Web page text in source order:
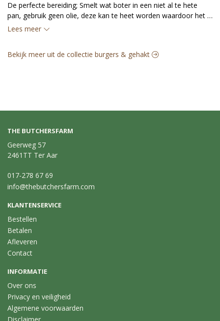
De perfecte bereiding; Smelt wat boter in een niet al te hete
pan, gebruik geen olie, deze kan te heet worden waardoor het
velletje van de Crepinette zal barsten, laat het vuur half hoog
20 a 25 minuutjes de deksel van de pan en zet het vuur iets
Lees meer
Bekijk meer uit de collectie burgers & gehakt
THE BUTCHERSFARM
Geerweg 57
2461TT Ter Aar
017-278 67 69
info@thebutchersfarm.com
KLANTENSERVICE
Bestellen
Betalen
Afleveren
Contact
INFORMATIE
Over ons
Privacy en veiligheid
Algemene voorwaarden